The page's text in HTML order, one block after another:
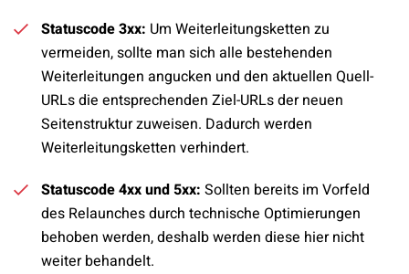
Statuscode 3xx: Um Weiterleitungsketten zu
vermeiden, sollte man sich alle bestehenden
Weiterleitungen angucken und den aktuellen Quell-
URLs die entsprechenden Ziel-URLs der neuen
Seitenstruktur zuweisen. Dadurch werden
Weiterleitungsketten verhindert.
Statuscode 4xx und 5xx: Sollten bereits im Vorfeld
des Relaunches durch technische Optimierungen
behoben werden, deshalb werden diese hier nicht
weiter behandelt.